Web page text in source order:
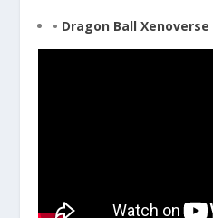
• Dragon Ball Xenoverse